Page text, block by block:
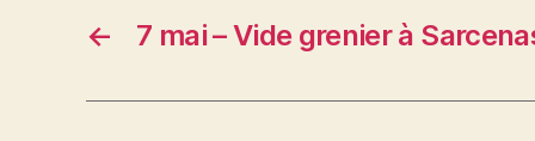
← 7 mai – Vide grenier à